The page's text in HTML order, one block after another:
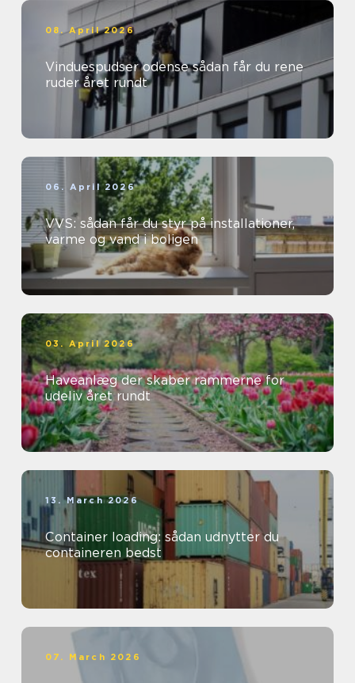
08. April 2026
Vinduespudser odense sådan får du rene
ruder året rundt
06. April 2026
VVS: sådan får du styr på installationer,
varme og vand i boligen
03. April 2026
Haveanlæg der skaber rammerne for
udeliv året rundt
13. March 2026
Container loading: sådan udnytter du
containeren bedst
07. March 2026